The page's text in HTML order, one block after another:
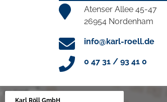
Atenser Allee 45-47
26954 Nordenham
info@karl-roell.de
0 47 31 / 93 41 0
Karl Röll GmbH